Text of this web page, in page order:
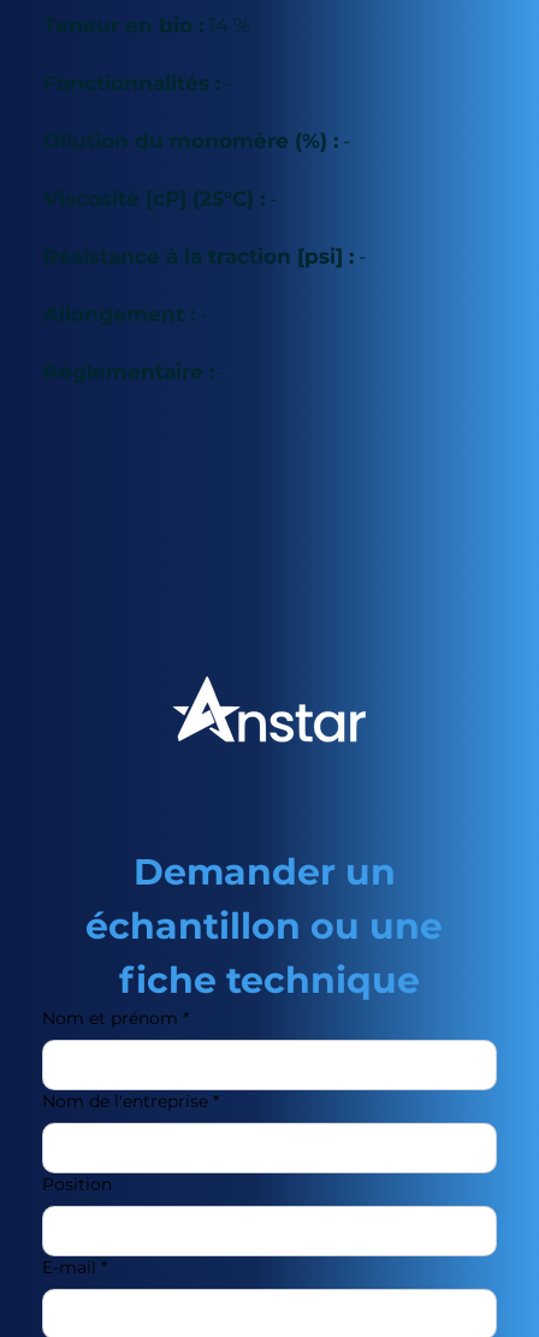
Teneur en bio : 14 %
Fonctionnalités : -
Dilution du monomère (%) : -
Viscosité [cP] (25°C) : -
Résistance à la traction [psi] : -
Allongement : -
Réglementaire : -
Demander un
échantillon ou une
fiche technique
Nom et prénom *
Nom de l'entreprise *
Position
E-mail *